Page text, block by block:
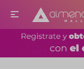
